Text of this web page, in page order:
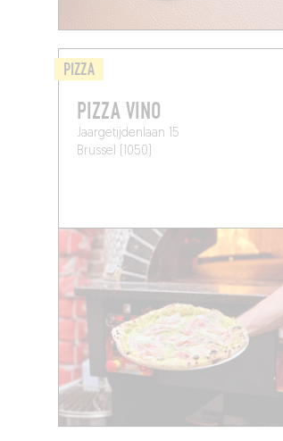
PIZZA
PIZZA VINO
Jaargetijdenlaan 15
Brussel (1050)